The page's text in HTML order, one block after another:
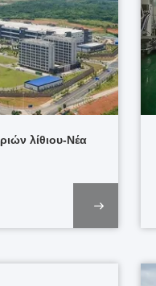
λίθιου-Νέα